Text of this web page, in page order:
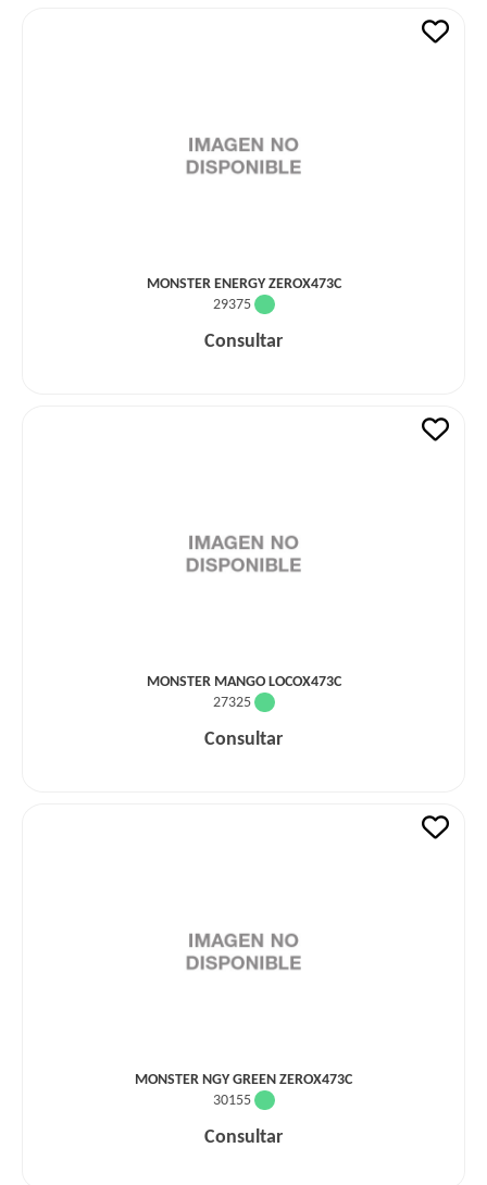
MONSTER ENERGY ZEROX473C
29375
Consultar
MONSTER MANGO LOCOX473C
27325
Consultar
MONSTER NGY GREEN ZEROX473C
30155
Consultar